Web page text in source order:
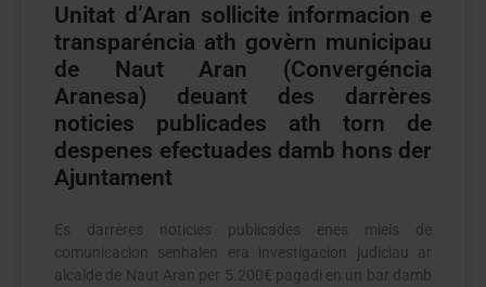
Unitat d’Aran sollicite informacion e
transparéncia ath govèrn municipau
de Naut Aran (Convergéncia
Aranesa) deuant des darrères
noticies publicades ath torn de
despenes efectuades damb hons der
Ajuntament
Es darrères noticies publicades enes mieis de
comunicacion senhalen era investigacion judiciau ar
alcalde de Naut Aran per 5.200€ pagadi en un bar damb